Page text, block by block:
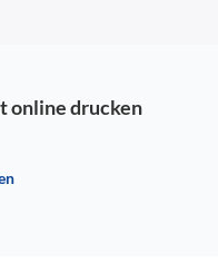
online drucken